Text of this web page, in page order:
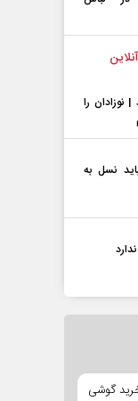
نوزادان را
نسل به
گوشی